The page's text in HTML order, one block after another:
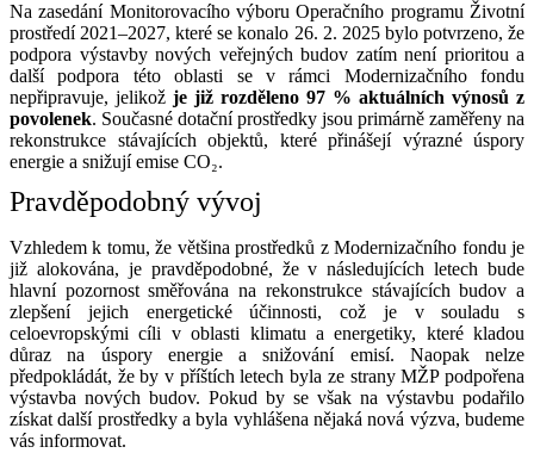
Na zasedání Monitorovacího výboru Operačního programu Životní
prostředí 2021–2027, které se konalo 26. 2. 2025 bylo potvrzeno, že
podpora výstavby nových veřejných budov zatím není prioritou a
další podpora této oblasti se v rámci Modernizačního fondu
nepřipravuje, jelikož je již rozděleno 97 % aktuálních výnosů z
povolenek. Současné dotační prostředky jsou primárně zaměřeny na
rekonstrukce stávajících objektů, které přinášejí výrazné úspory
energie a snižují emise CO₂.
Pravděpodobný vývoj
Vzhledem k tomu, že většina prostředků z Modernizačního fondu je
již alokována, je pravděpodobné, že v následujících letech bude
hlavní pozornost směřována na rekonstrukce stávajících budov a
zlepšení jejich energetické účinnosti, což je v souladu s
celoevropskými cíli v oblasti klimatu a energetiky, které kladou
důraz na úspory energie a snižování emisí. Naopak nelze
předpokládát, že by v příštích letech byla ze strany MŽP podpořena
výstavba nových budov. Pokud by se však na výstavbu podařilo
získat další prostředky a byla vyhlášena nějaká nová výzva, budeme
vás informovat.